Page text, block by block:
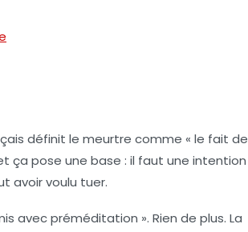
définit le meurtre comme « le fait de
ça pose une base : il faut une intention
avoir voulu tuer.
avec préméditation ». Rien de plus. La